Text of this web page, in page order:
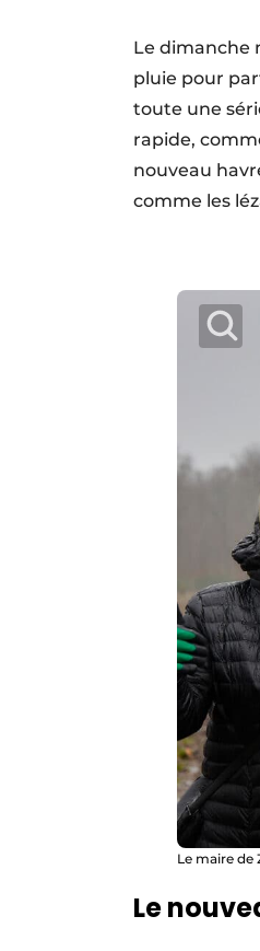
Le dimanche
pluie pour
toute une
rapide,
nouveau
comme les
Le maire de
Le